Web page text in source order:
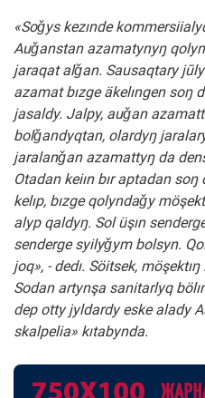
«Soǧys kezınde
Auǧanstan azamatynyŋ
jaraqat alǧan. Sausaqtary
azamat bızge äkelıngen soŋ
jasaldy. Jalpy, auǧan
bolǧandyqtan, olardyŋ
jaralanǧan azamattyŋ da
Otadan keiın bır aptadan
kelıp, bızge qolyndaǧy
alyp qaldyŋ. Sol üşın
senderge syilyǧym bolsyn.
joq», - dedı. Söitsek,
Sodan artynşa sanitarlyq
dep otty jyldardy eske alady
skalpelia» kıtabynda.